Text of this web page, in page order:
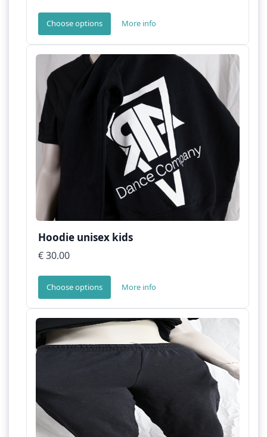
Choose options More info
Hoodie unisex kids
€ 30.00
Choose options More info